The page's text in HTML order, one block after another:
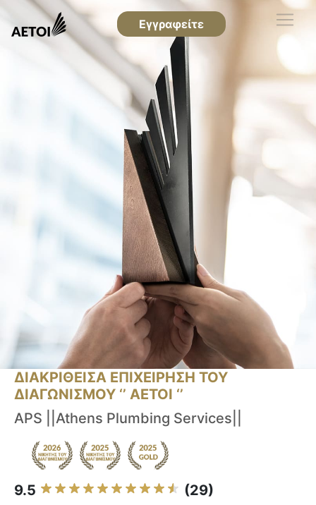
Εγγραφείτε
ΔΙΑΚΡΙΘΕΙΣΑ ΕΠΙΧΕΙΡΗΣΗ ΤΟΥ
ΔΙΑΓΩΝΙΣΜΟΥ ‘’ ΑΕΤΟΙ ‘’
APS ||Athens Plumbing Services||
9.5 (29)